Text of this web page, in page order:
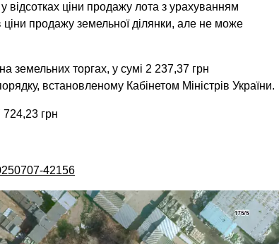
відсотках ціни продажу лота з урахуванням
ціни продажу земельної ділянки, але не може
земельних торгах, у сумі 2 237,37 грн
встановленому Кабінетом Міністрів України.
724,23 грн
42156